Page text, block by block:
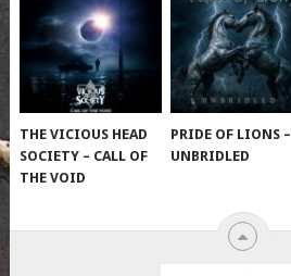
THE VICIOUS HEAD
SOCIETY – CALL OF
THE VOID
PRIDE OF LIONS –
UNBRIDLED